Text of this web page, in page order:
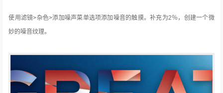
使用滤镜>杂色>添加噪声菜单选项添加噪音的触摸。补充为2％，创建一个微
妙的噪音纹理。